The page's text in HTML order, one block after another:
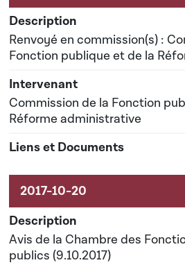
Renvoyé en commission(s) :
Fonction publique et de la
Commission de la Fonction
Réforme administrative
Avis de la Chambre des
publics (9.10.2017)